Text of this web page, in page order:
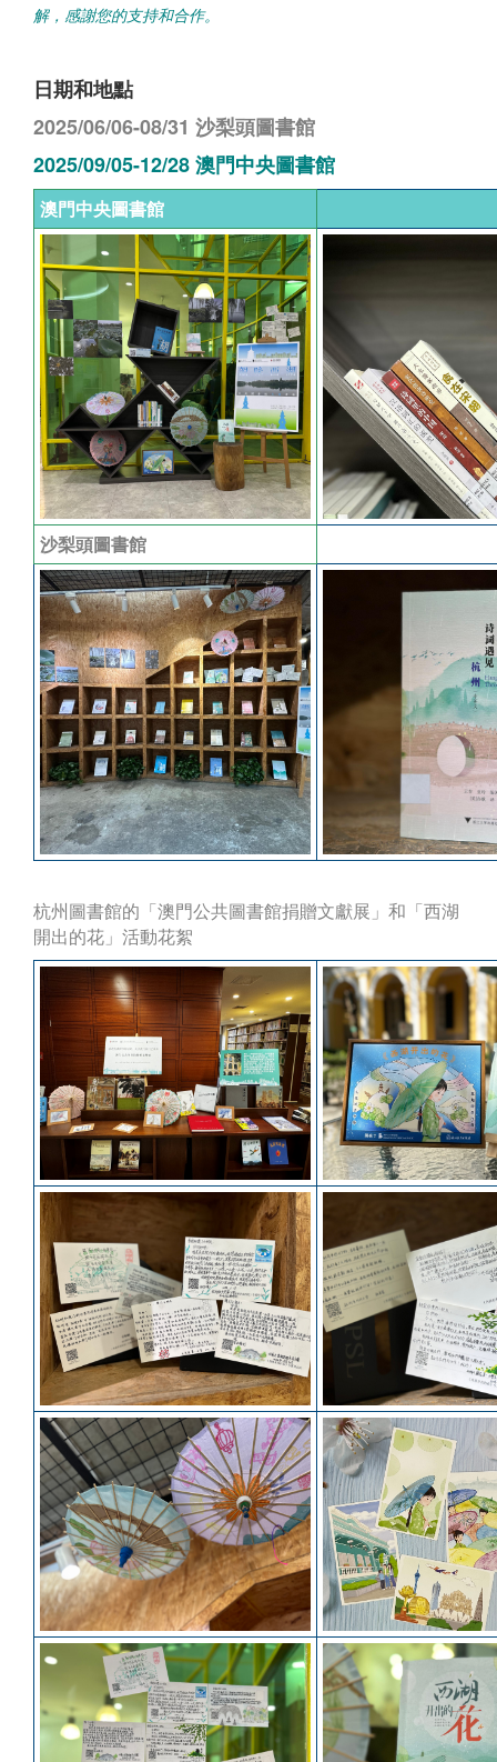
解，感謝您的支持和合作。
日期和地點
2025/06/06-08/31 沙梨頭圖書館
2025/09/05-12/28 澳門中央圖書館
澳門中央圖書館
沙梨頭圖書館
杭州圖書館的「澳門公共圖書館捐贈文獻展」和「西湖
開出的花」活動花絮